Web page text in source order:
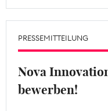
PRESSEMITTEILUNG
Nova
bewerben!